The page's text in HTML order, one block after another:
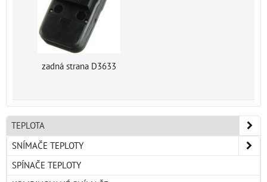
zadná strana D3633
TEPLOTA
SNÍMAČE TEPLOTY
SPÍNAČE TEPLOTY